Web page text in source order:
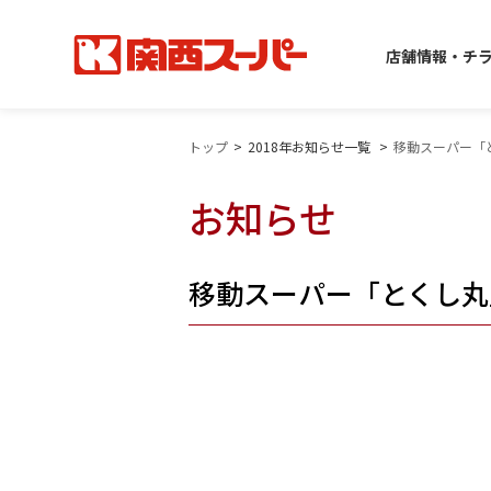
店舗情報・チ
トップ 2018年お知らせ一覧 移動スーパー「
お知らせ
移動スーパー「とくし